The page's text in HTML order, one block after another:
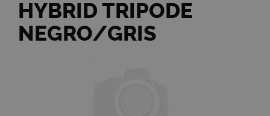
HYBRID TRIPODE
NEGRO/GRIS